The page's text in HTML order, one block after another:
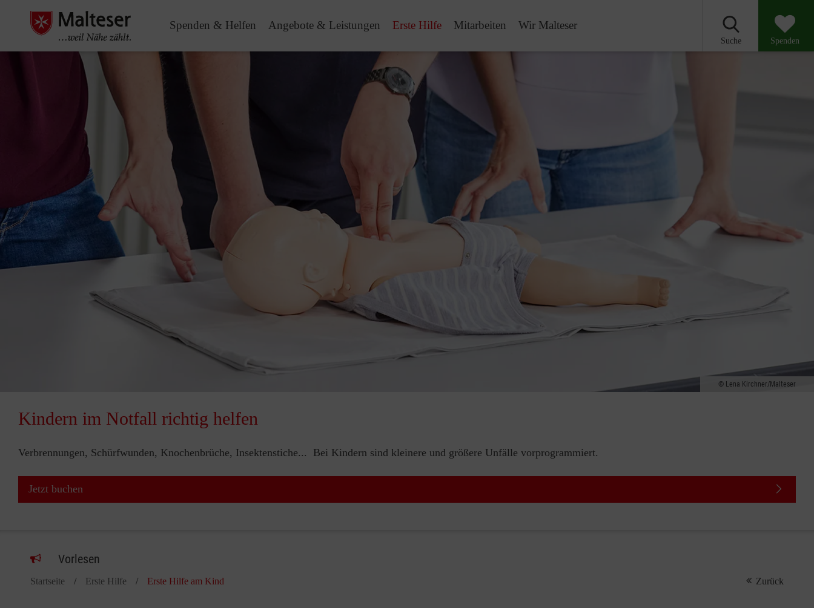
Spenden & Helfen Angebote & Leistungen Erste Hilfe Mitarbeiten Wir Malteser
Suche Spenden
Lena Kirchner/Malteser
Kindern im Notfall richtig helfen
Verbrennungen, Schürfwunden, Knochenbrüche, Insektenstiche... Bei Kindern sind kleinere und größere Unfälle vorprogrammiert.
Jetzt buchen
Vorlesen
Startseite Erste Hilfe Erste Hilfe am Kind Zurück